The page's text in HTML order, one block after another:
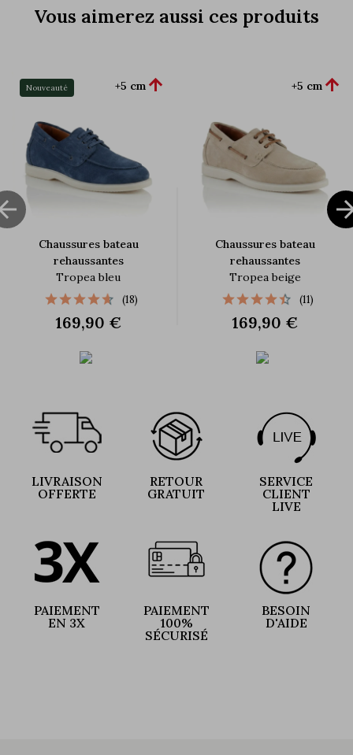
Vous aimerez aussi ces produits
Nouveauté
Chaussures bateau
rehaussantes
Tropea bleu
+5 cm 
(18)
169,90 €
Chaussures bateau
rehaussantes
Tropea beige
+5 cm 
(11)
169,90 €
LIVRAISON
OFFERTE
RETOUR
GRATUIT
SERVICE
CLIENT
LIVE
PAIEMENT
EN 3X
PAIEMENT
100%
SÉCURISÉ
BESOIN
D'AIDE